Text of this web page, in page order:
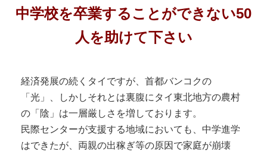
中学校を卒業することができない50
人を助けて下さい
経済発展の続くタイですが、首都バンコクの
「光」、しかしそれとは裏腹にタイ東北地方の農村
の「陰」は一層厳しさを増しております。
民際センターが支援する地域においても、中学進学
はできたが、両親の出稼ぎ等の原因で家庭が崩壊